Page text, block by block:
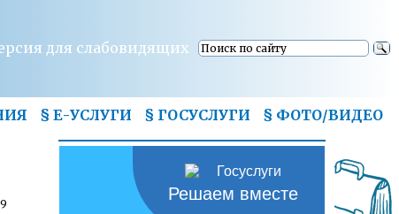
для слабовидящих
§ Е-УСЛУГИ § ГОСУСЛУГИ § ФОТО/ВИДЕО
Решаем вместе